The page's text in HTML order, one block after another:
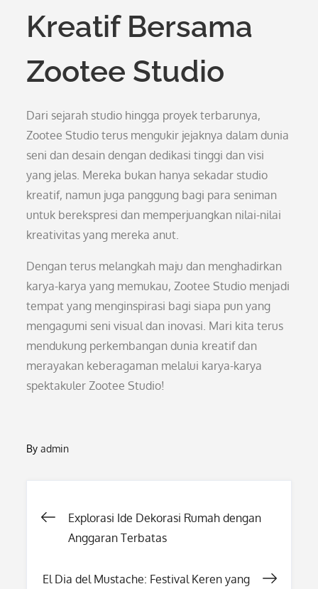
Kreatif Bersama
Zootee Studio
Dari sejarah studio hingga proyek terbarunya,
Zootee Studio terus mengukir jejaknya dalam dunia
seni dan desain dengan dedikasi tinggi dan visi
yang jelas. Mereka bukan hanya sekadar studio
kreatif, namun juga panggung bagi para seniman
untuk berekspresi dan memperjuangkan nilai-nilai
kreativitas yang mereka anut.
Dengan terus melangkah maju dan menghadirkan
karya-karya yang memukau, Zootee Studio menjadi
tempat yang menginspirasi bagi siapa pun yang
mengagumi seni visual dan inovasi. Mari kita terus
mendukung perkembangan dunia kreatif dan
merayakan keberagaman melalui karya-karya
spektakuler Zootee Studio!
Byadmin
Post
Explorasi Ide Dekorasi Rumah dengan
Anggaran Terbatas
El Dia del Mustache: Festival Keren yang